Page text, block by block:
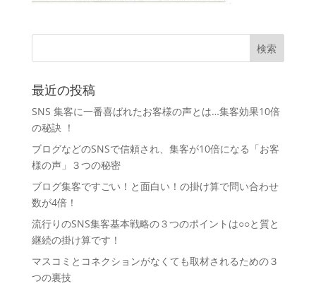
最近の投稿
SNS 集客に一番喜ばれたお客様の声とは…集客効果10倍
の秘訣 ！
ブログなどのSNSで信頼され、集客が10倍になる「お客
様の声」３つの秘密
ブログ集客ですごい！と面白い！の掛け算で問い合わせ
数が4倍！
流行りのSNS集客基本戦略の３つのポイントは○○と質と
継続の掛け算です！
マスコミとコネクションがなくても取材されるための３
つの裏技